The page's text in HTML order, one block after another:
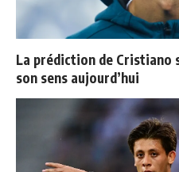
La prédiction de Cristiano
son sens aujourd’hui